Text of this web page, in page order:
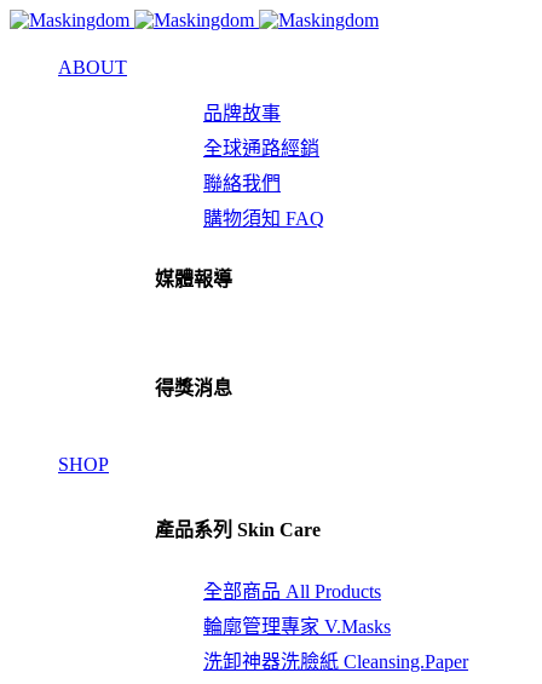
ABOUT
品牌故事
全球通路經銷
聯絡我們
購物須知 FAQ
媒體報導
得獎消息
SHOP
產品系列 Skin Care
全部商品 All Products
輪廓管理專家 V.Masks
洗卸神器洗臉紙 Cleansing.Paper